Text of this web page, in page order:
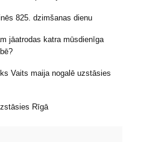
825. dzimšanas dienu
jāatrodas katra mūsdienīga
Vaits maija nogalē uzstāsies
Rīgā